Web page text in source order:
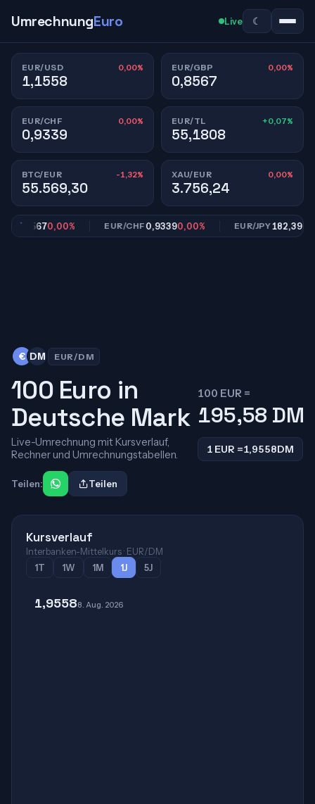
UmrechnungEuro Live ☾
EUR/USD 0,00%
1,1558
EUR/GBP 0,00%
0,8567
EUR/CHF 0,00%
0,9339
EUR/TL +0,07%
55,1808
BTC/EUR -1,32%
55.569,30
XAU/EUR 0,00%
3.756,24
0,8567 0,00% EUR/CHF0,93390,00% EUR/JPY182,39
€ DM EUR/DM
100 Euro in
Deutsche Mark
Live-Umrechnung mit Kursverlauf,
Rechner und Umrechnungstabellen.
100 EUR =
195,58 DM
1 EUR =1,9558DM
Teilen: Teilen
Kursverlauf
Interbanken-Mittelkurs · EUR/DM
1T
1W 1M 1J 5J
1,95588. Aug. 2026